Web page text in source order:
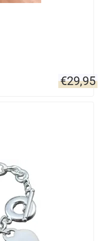
€29,95